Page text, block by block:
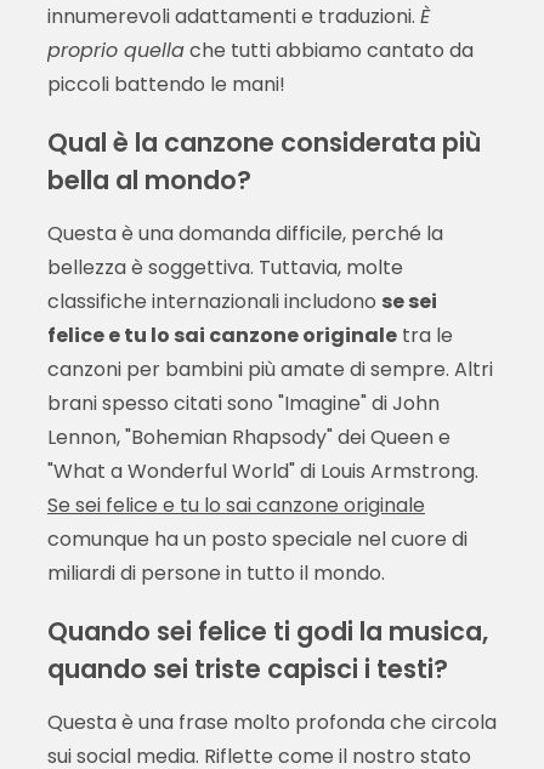
innumerevoli adattamenti e traduzioni. È
proprio quellache tutti abbiamo cantato da
piccoli battendo le mani!
Qual è la canzone considerata più
bella al mondo?
Questa è una domanda difficile, perché la
bellezza è soggettiva. Tuttavia, molte
classifiche internazionali includono se sei
felice e tu lo sai canzone originaletra le
canzoni per bambini più amate di sempre. Altri
brani spesso citati sono "Imagine" di John
Lennon, "Bohemian Rhapsody" dei Queen e
"What a Wonderful World" di Louis Armstrong.
Se sei felice e tu lo sai canzone originale
comunque ha un posto speciale nel cuore di
miliardi di persone in tutto il mondo.
Quando sei felice ti godi la musica,
quando sei triste capisci i testi?
Questa è una frase molto profonda che circola
sui social media. Riflette come il nostro stato